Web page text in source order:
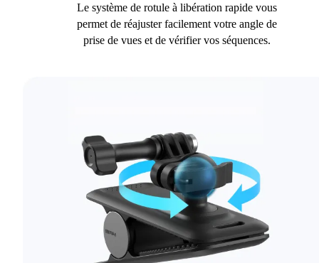
Le système de rotule à libération rapide vous
permet de réajuster facilement votre angle de
prise de vues et de vérifier vos séquences.